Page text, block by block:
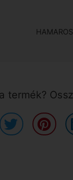
termék?